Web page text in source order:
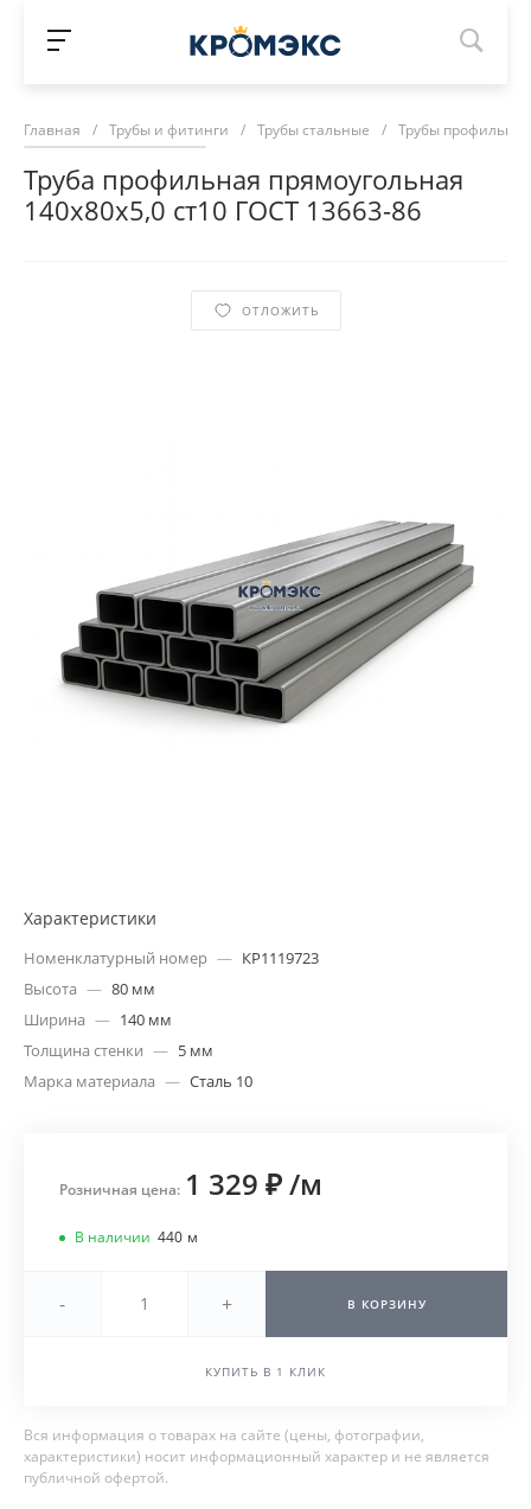
Главная / Трубы и фитинги / Трубы стальные / Трубы
Труба профильная прямоугольная
140х80х5,0 ст10 ГОСТ 13663-86
ОТЛОЖИТЬ
Характеристики
Номенклатурный номер — КР1119723
Высота — 80 мм
Ширина — 140 мм
Толщина стенки — 5 мм
Марка материала — Сталь 10
Розничная цена: 1 329 ₽/м
В наличии 440 м
- + В КОРЗИНУ
КУПИТЬ В 1 КЛИК
Вся информация о товарах на сайте (цены, фотографии,
характеристики) носит информационный характер и не является
публичной офертой.